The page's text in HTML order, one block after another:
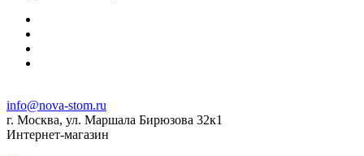
info@nova-stom.ru
г. Москва, ул. Маршала Бирюзова 32к1
Интернет-магазин